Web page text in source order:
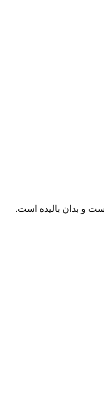
و بدان بالیده است.